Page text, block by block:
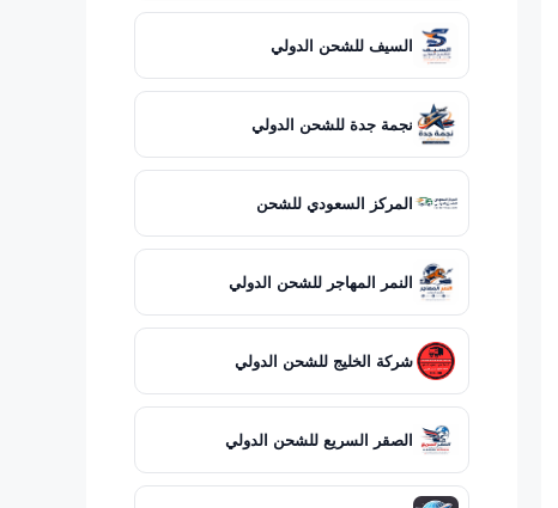
السيف للشحن الدولي
نجمة جدة للشحن الدولي
المركز السعودي للشحن
النمر المهاجر للشحن الدولي
شركة الخليج للشحن الدولي
الصقر السريع للشحن الدولي